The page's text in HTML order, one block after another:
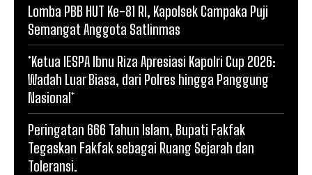
Lomba PBB HUT Ke-81 RI, Kapolsek Campaka Puji
Semangat Anggota Satlinmas
*Ketua IESPA Ibnu Riza Apresiasi Kapolri Cup 2026:
Wadah Luar Biasa, dari Polres hingga Panggung
Nasional*
Peringatan 666 Tahun Islam, Bupati Fakfak
Tegaskan Fakfak sebagai Ruang Sejarah dan
Toleransi.